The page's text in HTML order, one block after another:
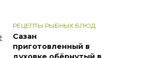
РЕЦЕПТЫ РЫБНЫХ БЛЮД
Сазан
приготовленный в